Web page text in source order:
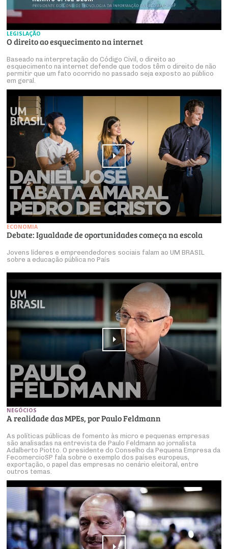
LEGISLAÇÃO
O direito ao esquecimento na internet
Baseado na interpretação do Código Civil, o direito ao
esquecimento na internet defende que todos têm o direito de não
permitir que um fato ocorrido no passado seja exposto ao público
em geral.
ECONOMIA
Debate: Igualdade de oportunidades começa na escola
Jovens líderes e empreendedores sociais falam ao UM BRASIL
sobre a educação pública no País
NEGÓCIOS
A realidade das MPEs, por Paulo Feldmann
As políticas públicas de fomento às micro e pequenas empresas
são analisadas na entrevista de Paulo Feldmann ao jornalista
Adalberto Piotto. O presidente do Conselho da Pequena Empresa da
FecomercioSP fala sobre o exemplo dos países europeus,
exportação, o papel das empresas no cenário eleitoral, entre
outros temas.